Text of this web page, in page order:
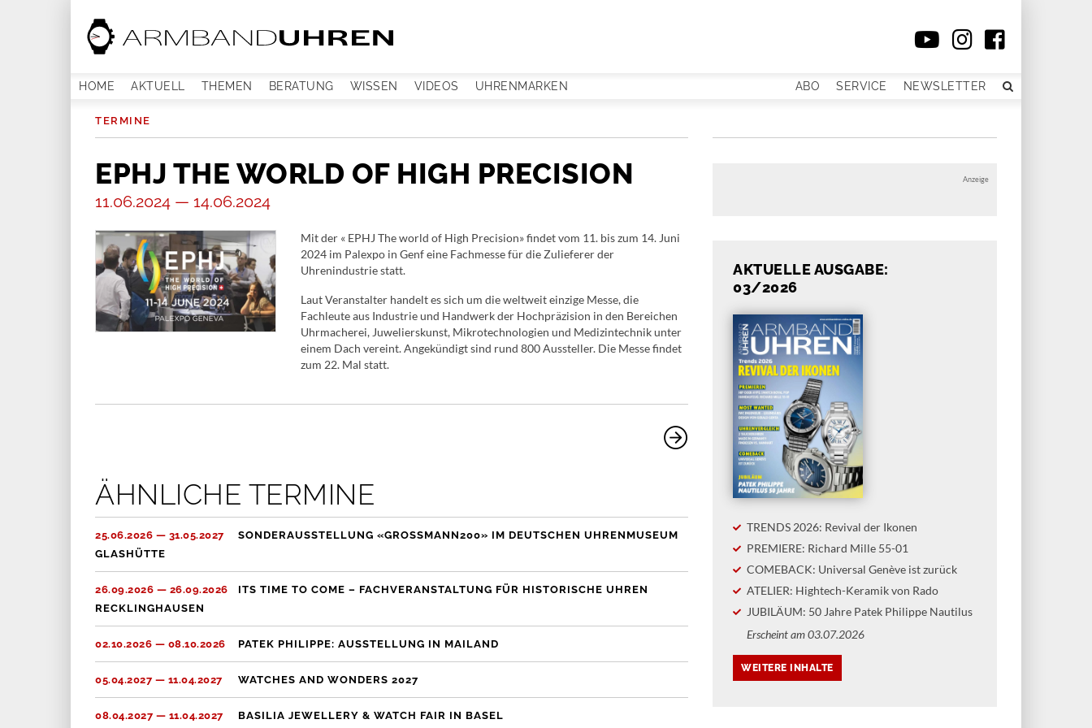
HOME AKTUELL THEMEN BERATUNG WISSEN VIDEOS UHRENMARKEN ABO SERVICE NEWSLETTER
TERMINE
EPHJ THE WORLD OF HIGH PRECISION
11.06.2024 — 14.06.2024
Mit der « EPHJ The world of High Precision» findet vom 11. bis zum 14. Juni
2024 im Palexpo in Genf eine Fachmesse für die Zulieferer der
Uhrenindustrie statt.
Laut Veranstalter handelt es sich um die weltweit einzige Messe, die
Fachleute aus Industrie und Handwerk der Hochpräzision in den Bereichen
Uhrmacherei, Juwelierskunst, Mikrotechnologien und Medizintechnik unter
einem Dach vereint. Angekündigt sind rund 800 Aussteller. Die Messe findet
zum 22. Mal statt.
ÄHNLICHE TERMINE
25.06.2026 — 31.05.2027
SONDERAUSSTELLUNG «GROSSMANN200» IM DEUTSCHEN UHRENMUSEUM
GLASHÜTTE
26.09.2026 — 26.09.2026
ITS TIME TO COME – FACHVERANSTALTUNG FÜR HISTORISCHE UHREN
RECKLINGHAUSEN
02.10.2026 — 08.10.2026 PATEK PHILIPPE: AUSSTELLUNG IN MAILAND
05.04.2027 — 11.04.2027 WATCHES AND WONDERS 2027
08.04.2027 — 11.04.2027 BASILIA JEWELLERY & WATCH FAIR IN BASEL
Anzeige
AKTUELLE AUSGABE:
03/2026
TRENDS 2026: Revival der Ikonen
PREMIERE: Richard Mille 55-01
COMEBACK: Universal Genève ist zurück
ATELIER: Hightech-Keramik von Rado
JUBILÄUM: 50 Jahre Patek Philippe Nautilus
Erscheint am 03.07.2026